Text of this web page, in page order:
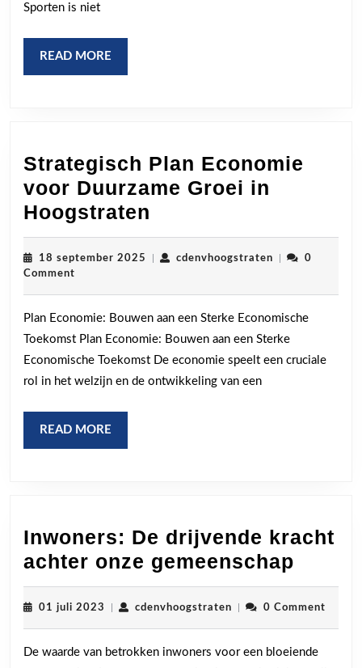
Sporten is niet
READ MORE
MORE
Strategisch Plan Economie
voor Duurzame Groei in
Hoogstraten
Plan
Economie
Duurzame
Groei
in
Hoogstraten
18 september 2025 18
cdenvhoogstraten
0
Comment
Plan Economie: Bouwen aan een Sterke Economische
Toekomst Plan Economie: Bouwen aan een Sterke
Economische Toekomst De economie speelt een cruciale
rol in het welzijn en de ontwikkeling van een
READ MORE
MORE
Inwoners: De drijvende kracht
achter onze gemeenschap
De
kracht
achter
01 juli 2023 01
cdenvhoogstratencdenvhoogstraten
0 Comment
De waarde van betrokken inwoners voor een bloeiende